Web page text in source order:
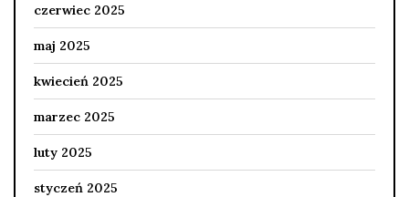
czerwiec 2025
maj 2025
kwiecień 2025
marzec 2025
luty 2025
styczeń 2025